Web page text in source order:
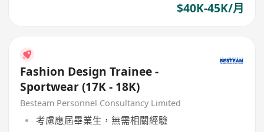
$40K-45K/月
Fashion Design Trainee -
Sportwear (17K - 18K)
Besteam Personnel Consultancy Limited
考慮應屆畢業生，無需相關經驗